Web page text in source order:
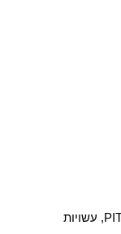
יחידות של 100*50 ס"מ ברזולוציה של 3.91 PITCH, עשויות